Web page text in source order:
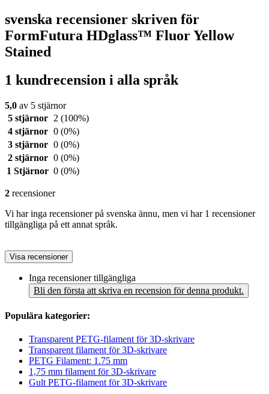
svenska recensioner skriven för
FormFutura HDglass™ Fluor Yellow
Stained
1 kundrecension i alla språk
5,0 av 5 stjärnor
5 stjärnor
2 (100%)
4 stjärnor 0 (0%)
3 stjärnor 0 (0%)
2 stjärnor 0 (0%)
1 Stjärnor 0 (0%)
2 recensioner
Vi har inga recensioner på svenska ännu, men vi har 1 recensioner
tillgängliga på ett annat språk.
Visa recensioner
Inga recensioner tillgängliga
Bli den första att skriva en recension för denna produkt.
Populära kategorier:
Transparent PETG-filament för 3D-skrivare
Transparent filament för 3D-skrivare
PETG Filament: 1.75 mm
1,75 mm filament för 3D-skrivare
Gult PETG-filament för 3D-skrivare